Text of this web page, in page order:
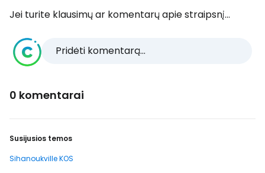
Jei turite klausimų ar komentarų apie straipsnį...
Pridėti komentarą...
0 komentarai
Susijusios temos
Sihanoukville KOS